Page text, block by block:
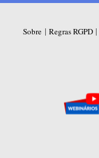
Sobre | Regras RGPD|